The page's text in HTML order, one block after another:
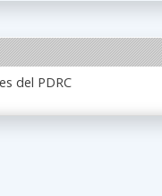
del PDRC